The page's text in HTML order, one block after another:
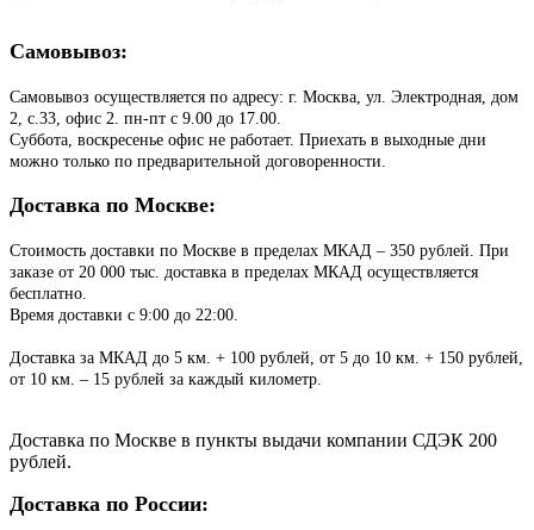
Самовывоз:
Самовывоз осуществляется по адресу: г. Москва, ул. Электродная, дом
2, с.33, офис 2. пн-пт с 9.00 до 17.00.
Суббота, воскресенье офис не работает. Приехать в выходные дни
можно только по предварительной договоренности.
Доставка по Москве:
Стоимость доставки по Москве в пределах МКАД – 350 рублей. При
заказе от 20 000 тыс. доставка в пределах МКАД осуществляется
бесплатно.
Время доставки с 9:00 до 22:00.
Доставка за МКАД до 5 км. + 100 рублей, от 5 до 10 км. + 150 рублей,
от 10 км. – 15 рублей за каждый километр.
Доставка по Москве в пункты выдачи компании СДЭК 200
рублей.
Доставка по России: